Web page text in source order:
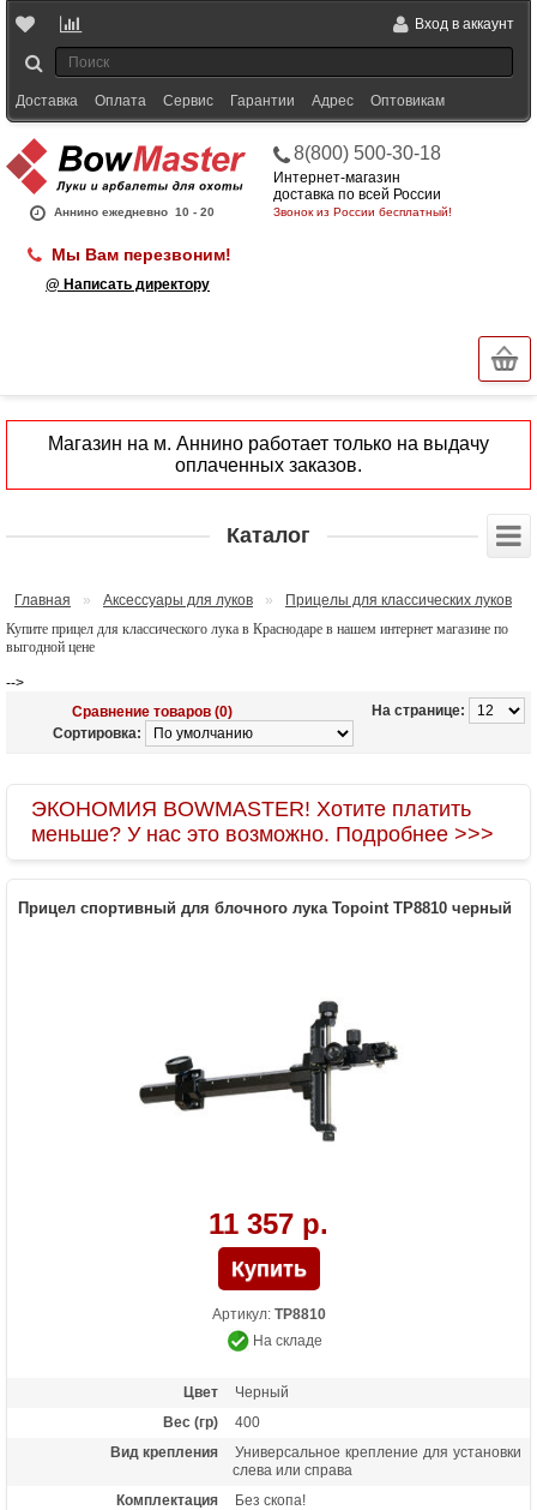
Вход в аккаунт
Доставка Оплата Сервис Гарантии Адрес Оптовикам
Аннино ежедневно 10 - 20
8(800) 500-30-18
Интернет-магазин
доставка по всей России
Звонок из России бесплатный!
Мы Вам перезвоним!
@ Написать директору
Магазин на м. Аннино работает только на выдачу
оплаченных заказов.
Каталог
Главная » Аксессуары для луков »
Прицелы для классических луков
Купите прицел для классического лука в Краснодаре в нашем интернет магазине по
выгодной цене
-->
На странице:
Сравнение товаров (0)
Сортировка:
ЭКОНОМИЯ BOWMASTER! Хотите платить
меньше? У нас это возможно. Подробнее >>>
Прицел спортивный для блочного лука Topoint TP8810 черный
11 357 р.
Артикул: TP8810
На складе
Цвет
Черный
Вес (гр)
400
Вид крепления
Универсальное крепление для установки
слева или справа
Комплектация
Без скопа!